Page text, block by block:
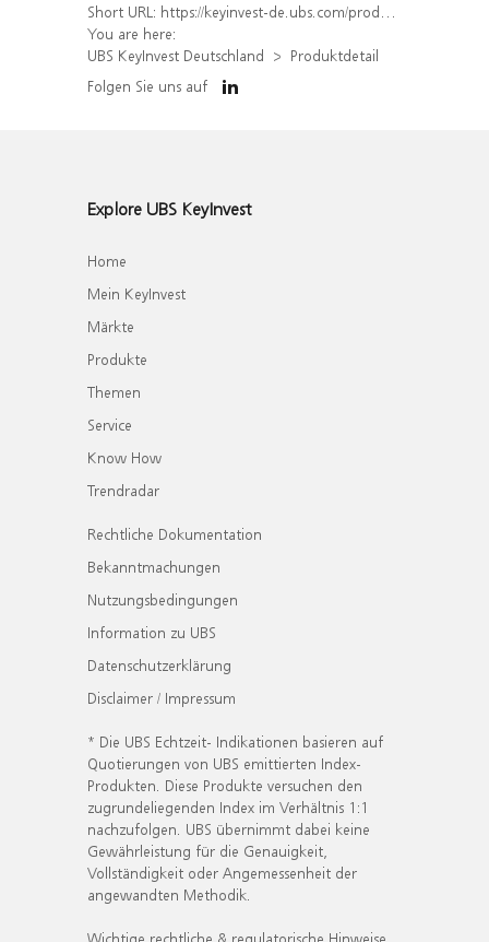
Short URL: https://keyinvest-de.ubs.com/produkt/detail/index/isin/DE000WA7JDG8
You are here:
UBS KeyInvest Deutschland
Produktdetail
Folgen Sie uns auf
Explore UBS KeyInvest
Home
Mein KeyInvest
Märkte
Produkte
Themen
Service
Know How
Trendradar
Rechtliche Dokumentation
Bekanntmachungen
Nutzungsbedingungen
Information zu UBS
Datenschutzerklärung
Disclaimer / Impressum
* Die UBS Echtzeit- Indikationen basieren auf
Quotierungen von UBS emittierten Index-
Produkten. Diese Produkte versuchen den
zugrundeliegenden Index im Verhältnis 1:1
nachzufolgen. UBS übernimmt dabei keine
Gewährleistung für die Genauigkeit,
Vollständigkeit oder Angemessenheit der
angewandten Methodik.